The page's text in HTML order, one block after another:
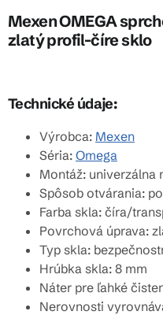
Mexen OMEGA
zlatý profil-číre sklo
Technické údaje:
Výrobca: Mexen
Séria: Omega
Montáž: univerzálna
Spôsob otvárania:
Farba skla: číra/
Povrchová úprava:
Typ skla:
Hrúbka skla: 8 mm
Náter pre ľahké
Nerovnosti